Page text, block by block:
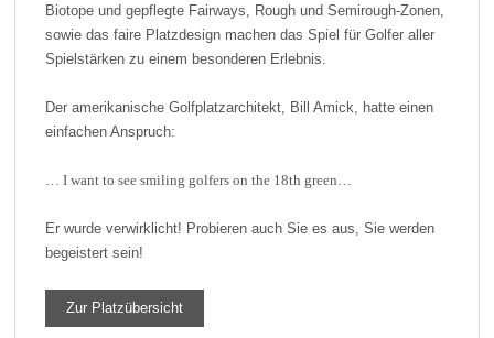
Biotope und gepflegte Fairways, Rough und Semirough-Zonen,
sowie das faire Platzdesign machen das Spiel für Golfer aller
Spielstärken zu einem besonderen Erlebnis.
Der amerikanische Golfplatzarchitekt, Bill Amick, hatte einen
einfachen Anspruch:
… I want to see smiling golfers on the 18th green…
Er wurde verwirklicht! Probieren auch Sie es aus, Sie werden
begeistert sein!
Zur Platzübersicht